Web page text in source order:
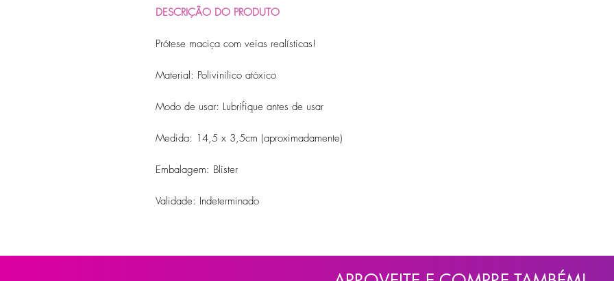
DESCRIÇÃO DO PRODUTO
Prótese maciça com veias realísticas!
Material: Polivinílico atóxico
Modo de usar: Lubrifique antes de usar
Medida: 14,5 x 3,5cm (aproximadamente)
Embalagem: Blister
Validade: Indeterminado